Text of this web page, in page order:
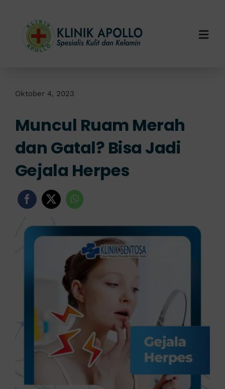
content
Layanan Kami
Info Klinik
Oktober 4, 2023
Muncul Ruam Merah
dan Gatal? Bisa Jadi
Gejala Herpes